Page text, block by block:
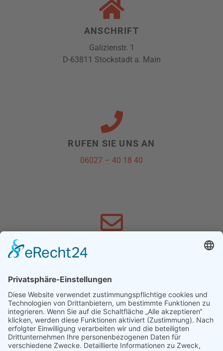
ANSCHRIFT
Galizienstr. 1
D-63811 Stockstadt a. Main
RUFEN SIE UNS AN
06027 – 40 18 40
SCHREIBEN SIE UNS
FACEBOOK